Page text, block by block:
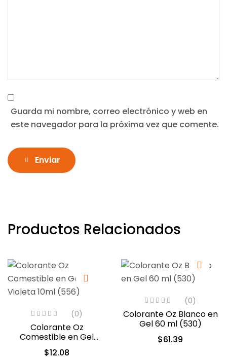
Guarda mi nombre, correo electrónico y web en
este navegador para la próxima vez que comente.
Enviar
Productos Relacionados
(0)
Colorante Oz
Comestible en Gel
Violeta 10ml (556)
$12.08
(0)
Colorante Oz Blanco en
Gel 60 ml (530)
$61.39